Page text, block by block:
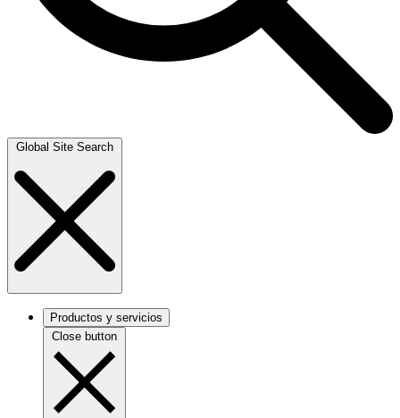
Global Site Search
Productos y servicios
Close button